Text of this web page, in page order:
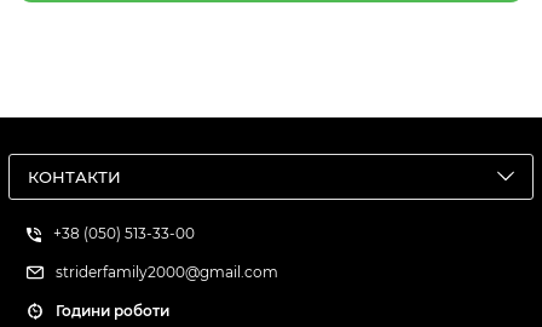
КОНТАКТИ
+38 (050) 513-33-00
striderfamily2000@gmail.com
Години роботи